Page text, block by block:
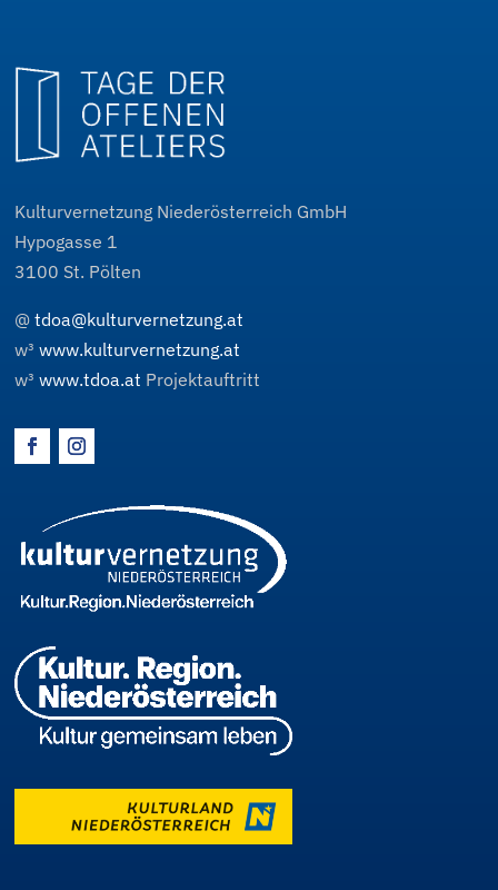
Kulturvernetzung Niederösterreich GmbH
Hypogasse 1
3100 St. Pölten
@tdoa@kulturvernetzung.at
w³www.kulturvernetzung.at
w³www.tdoa.at Projektauftritt